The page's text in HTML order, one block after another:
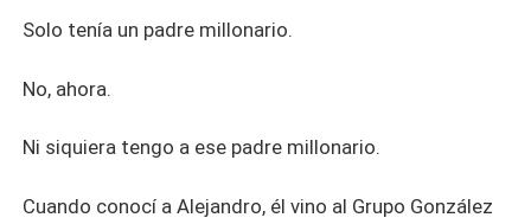
Solo tenía un padre millonario.
No, ahora.
Ni siquiera tengo a ese padre millonario.
Cuando conocí a Alejandro, él vino al Grupo González